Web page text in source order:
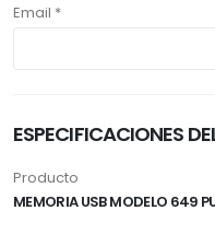
Email *
ESPECIFICACIONES
Producto
MEMORIA USB MODELO 649